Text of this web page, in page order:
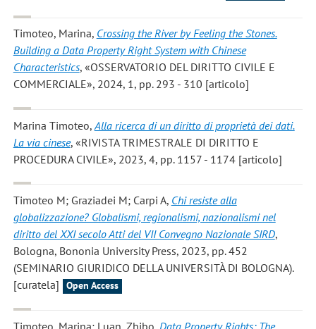
Timoteo, Marina, Crossing the River by Feeling the Stones.
Building a Data Property Right System with Chinese
Characteristics, «OSSERVATORIO DEL DIRITTO CIVILE E
COMMERCIALE», 2024, 1, pp. 293 - 310 [articolo]
Marina Timoteo, Alla ricerca di un diritto di proprietà dei dati.
La via cinese, «RIVISTA TRIMESTRALE DI DIRITTO E
PROCEDURA CIVILE», 2023, 4, pp. 1157 - 1174 [articolo]
Timoteo M; Graziadei M; Carpi A, Chi resiste alla
globalizzazione? Globalismi, regionalismi, nazionalismi nel
diritto del XXI secolo Atti del VII Convegno Nazionale SIRD,
Bologna, Bononia University Press, 2023, pp. 452
(SEMINARIO GIURIDICO DELLA UNIVERSITÀ DI BOLOGNA).
[curatela]
Open Access